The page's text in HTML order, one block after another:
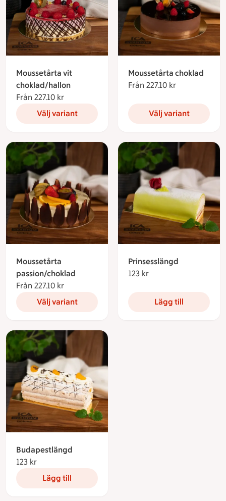
Moussetårta vit
choklad/hallon
Från 227.10 kr
Välj variant
Moussetårta choklad
Från 227.10 kr
Välj variant
Moussetårta
passion/choklad
Från 227.10 kr
Välj variant
Prinsesslängd
123 kr
Lägg till
Budapestlängd
123 kr
Lägg till